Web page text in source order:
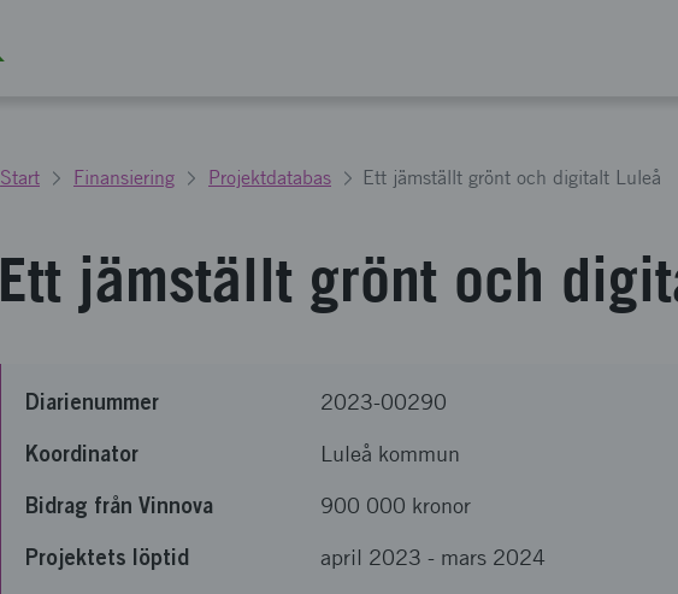
Start Finansiering Projektdatabas Ett jämställt grönt och digitalt Luleå
Ett jämställt grönt och
Diarienummer 2023-00290
Koordinator Luleå kommun
Bidrag från Vinnova 900 000 kronor
Projektets löptid april 2023 - mars 2024